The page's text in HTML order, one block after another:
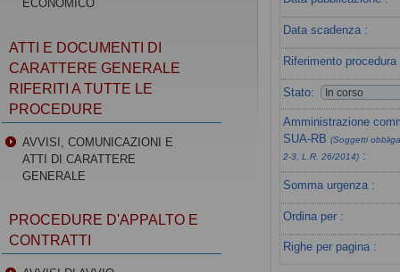
Data scadenza :
Riferimento procedura
Stato:
Amministrazione
SUA-RB(Soggetti
2-3, L.R. 26/2014) :
Somma urgenza :
Ordina per :
Righe per pagina :
ECONOMICO
ATTI E DOCUMENTI DI
CARATTERE GENERALE
RIFERITI A TUTTE LE
PROCEDURE
AVVISI, COMUNICAZIONI E
ATTI DI CARATTERE
GENERALE
PROCEDURE D'APPALTO E
CONTRATTI